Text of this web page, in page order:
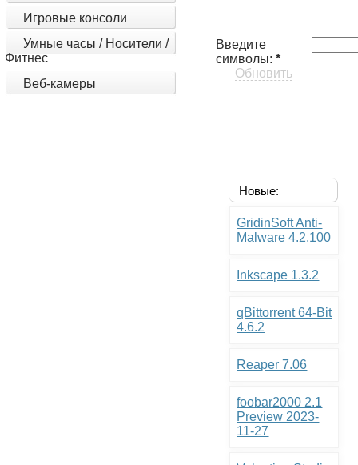
Игровые консоли
Умные часы / Носители /
Фитнес
Веб-камеры
Введите
символы:*
Обновить
Новые:
GridinSoft Anti-
Malware 4.2.100
Inkscape 1.3.2
qBittorrent 64-Bit
4.6.2
Reaper 7.06
foobar2000 2.1
Preview 2023-
11-27